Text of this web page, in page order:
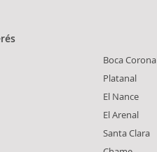
Boca Corona
Platanal
El Nance
El Arenal
Santa Clara